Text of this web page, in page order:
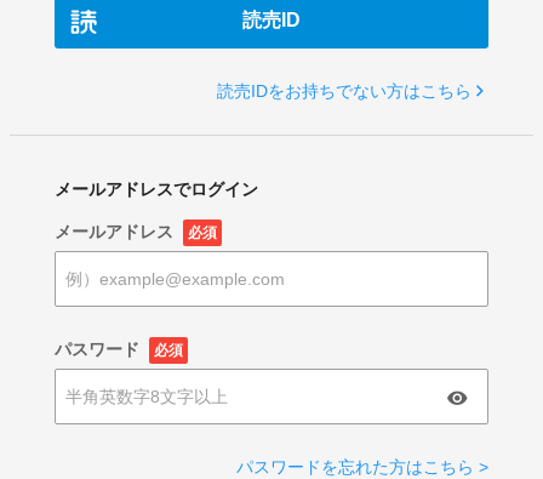
読売ID
読売IDをお持ちでない方はこちら
メールアドレスでログイン
メールアドレス 必須
パスワード 必須
パスワードを忘れた方はこちら >